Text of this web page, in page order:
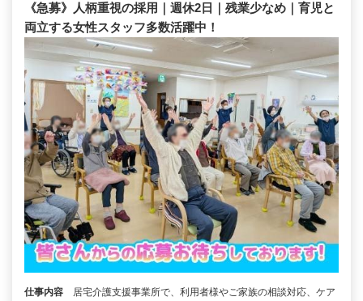
《急募》人柄重視の採用｜週休2日｜残業少なめ｜育児と
両立する女性スタッフ多数活躍中！
仕事内容
居宅介護支援事業所で、利用者様やご家族の相談対応、ケア